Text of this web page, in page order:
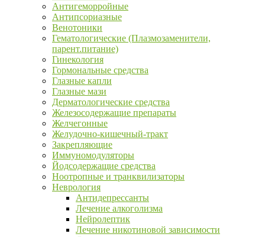
Антигеморройные
Антипсориазные
Венотоники
Гематологические (Плазмозаменители,
парент.питание)
Гинекология
Гормональные средства
Глазные капли
Глазные мази
Дерматологические средства
Железосодержащие препараты
Желчегонные
Желудочно-кишечный-тракт
Закрепляющие
Иммуномодуляторы
Йодсодержащие средства
Ноотропные и транквилизаторы
Неврология
Антидепрессанты
Лечение алкоголизма
Нейролептик
Лечение никотиновой зависимости